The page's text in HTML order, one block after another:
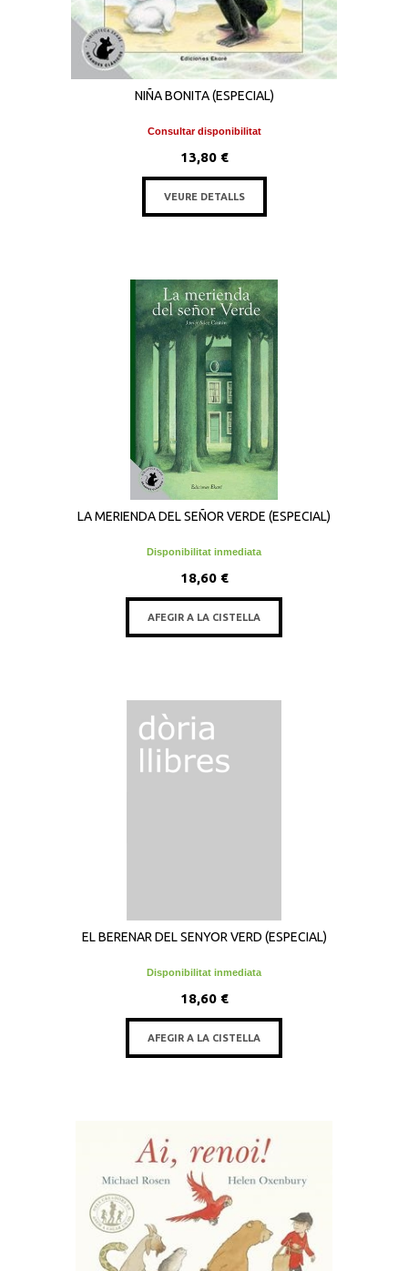
NIÑA BONITA (ESPECIAL)
Consultar disponibilitat
13,80 €
VEURE DETALLS
LA MERIENDA DEL SEÑOR VERDE (ESPECIAL)
Disponibilitat inmediata
18,60 €
AFEGIR A LA CISTELLA
EL BERENAR DEL SENYOR VERD (ESPECIAL)
Disponibilitat inmediata
18,60 €
AFEGIR A LA CISTELLA